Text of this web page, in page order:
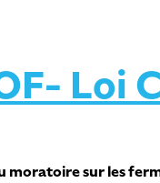
Loi
sur les